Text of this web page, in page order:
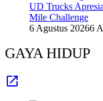
UD Trucks
Mile Challenge
6 Agustus 20266
GAYA HIDUP